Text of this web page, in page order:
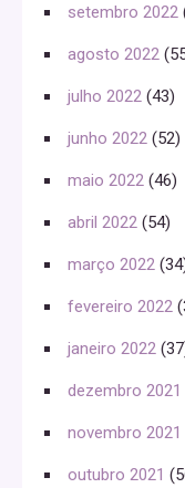
setembro 2022
agosto 2022
julho 2022 (43)
junho 2022 (52)
maio 2022 (46)
abril 2022 (54)
março 2022
fevereiro 2022
janeiro 2022
dezembro 2021
novembro 2021
outubro 2021